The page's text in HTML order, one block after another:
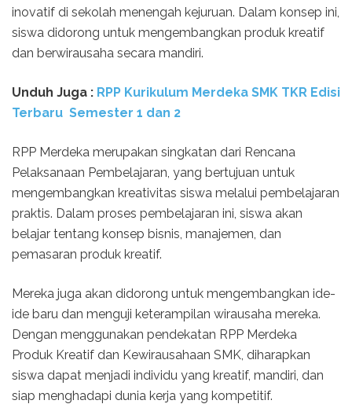
inovatif di sekolah menengah kejuruan. Dalam konsep ini,
siswa didorong untuk mengembangkan produk kreatif
dan berwirausaha secara mandiri.
Unduh Juga : RPP Kurikulum Merdeka SMK TKR Edisi
Terbaru Semester 1 dan 2
RPP Merdeka merupakan singkatan dari Rencana
Pelaksanaan Pembelajaran, yang bertujuan untuk
mengembangkan kreativitas siswa melalui pembelajaran
praktis. Dalam proses pembelajaran ini, siswa akan
belajar tentang konsep bisnis, manajemen, dan
pemasaran produk kreatif.
Mereka juga akan didorong untuk mengembangkan ide-
ide baru dan menguji keterampilan wirausaha mereka.
Dengan menggunakan pendekatan RPP Merdeka
Produk Kreatif dan Kewirausahaan SMK, diharapkan
siswa dapat menjadi individu yang kreatif, mandiri, dan
siap menghadapi dunia kerja yang kompetitif.